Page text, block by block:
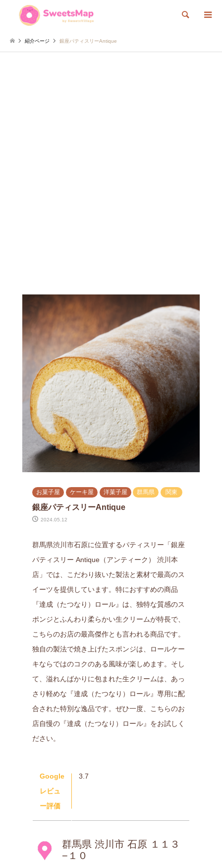
検索
紹介ページ 銀座パティスリーAntique
お菓子屋 ケーキ屋 洋菓子屋 群馬県 関東
銀座パティスリーAntique
2024.05.12
群馬県渋川市石原に位置するパティスリー「銀座
パティスリー Antique（アンティーク） 渋川本
店」では、こだわり抜いた製法と素材で最高のス
イーツを提供しています。特におすすめの商品
『達成（たつなり）ロール』は、独特な質感のス
ポンジとふんわり柔らかい生クリームが特長で、
こちらのお店の最高傑作とも言われる商品です。
独自の製法で焼き上げたスポンジは、ロールケー
キならではのコクのある風味が楽しめます。そし
て、溢れんばかりに包まれた生クリームは、あっ
さり軽めな『達成（たつなり）ロール』専用に配
合された特別な逸品です。ぜひ一度、こちらのお
店自慢の『達成（たつなり）ロール』をお試しく
ださい。
Google
レビュ
ー評価
3.7
群馬県 渋川市 石原 １１３
−１０